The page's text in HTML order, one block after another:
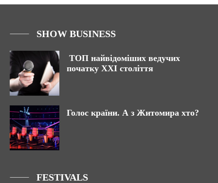
SHOW BUSINESS
ТОП найвідоміших ведучих
початку ХХІ століття
Голос країни. А з Житомира хто?
FESTIVALS